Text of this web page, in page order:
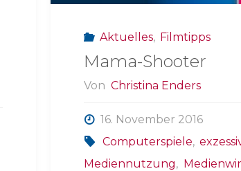
Aktuelles, Filmtipps
Mama-Shooter
Von Christina Enders
16. November 2016
Computerspiele,
Mediennutzung,